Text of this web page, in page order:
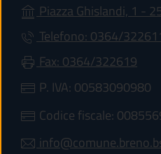
Piazza Ghislandi, 1 -
Telefono: 0364/
Fax: 0364/322619
P. IVA: 00583090980
Codice fiscale: